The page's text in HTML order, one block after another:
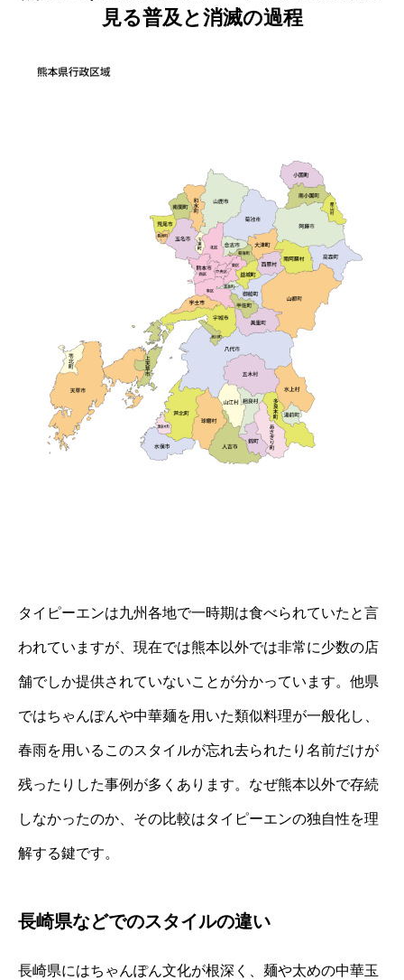
見る普及と消滅の過程
タイピーエンは九州各地で一時期は食べられていたと言
われていますが、現在では熊本以外では非常に少数の店
舗でしか提供されていないことが分かっています。他県
ではちゃんぽんや中華麺を用いた類似料理が一般化し、
春雨を用いるこのスタイルが忘れ去られたり名前だけが
残ったりした事例が多くあります。なぜ熊本以外で存続
しなかったのか、その比較はタイピーエンの独自性を理
解する鍵です。
長崎県などでのスタイルの違い
長崎県にはちゃんぽん文化が根深く、麺や太めの中華玉